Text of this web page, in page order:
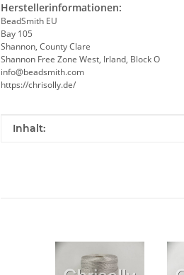
Herstellerinformationen:
BeadSmith EU
Bay 105
Shannon, County Clare
Shannon Free Zone West, Irland, Block O
info@beadsmith.com
https://chrisolly.de/
Produkteigenschaft
Wert
Inhalt: